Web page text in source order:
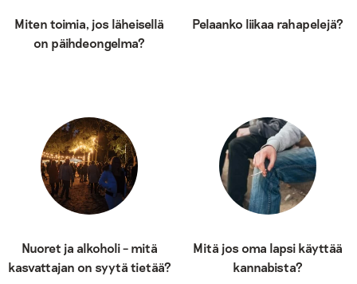
Miten toimia, jos läheisellä
on päihdeongelma?
Pelaanko liikaa rahapelejä?
Nuoret ja alkoholi – mitä
kasvattajan on syytä tietää?
Mitä jos oma lapsi käyttää
kannabista?